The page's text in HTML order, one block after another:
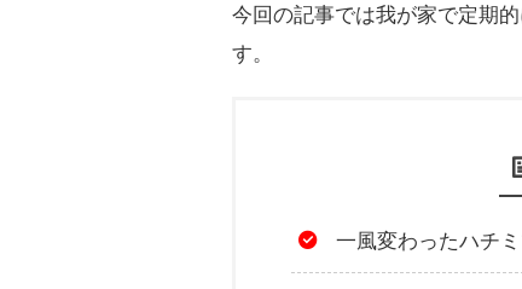
今回の記事では我が家で定期
す。
一風変わったハチ